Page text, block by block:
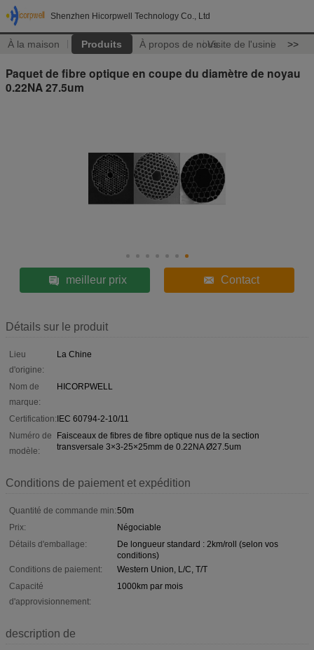
Shenzhen Hicorpwell Technology Co., Ltd
À la maison Produits À propos de nousVisite de l'usine >>
Paquet de fibre optique en coupe du diamètre de noyau
0.22NA 27.5um
meilleur prix Contact
Détails sur le produit
Lieu
d'origine:
La Chine
Nom de
marque:
HICORPWELL
Certification:IEC 60794-2-10/11
Numéro de
modèle:
Faisceaux de fibres de fibre optique nus de la section
transversale 3×3-25×25mm de 0.22NA Ø27.5um
Conditions de paiement et expédition
Quantité de commande min:50m
Prix:
Négociable
Détails d'emballage:
De longueur standard : 2km/roll (selon vos
conditions)
Conditions de paiement:
Western Union, L/C, T/T
Capacité
d'approvisionnement:
1000km par mois
description de